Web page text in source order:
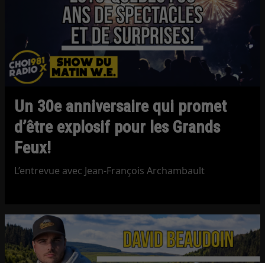
Un 30e anniversaire qui promet
d’être explosif pour les Grands
Feux!
L’entrevue avec Jean-François Archambault